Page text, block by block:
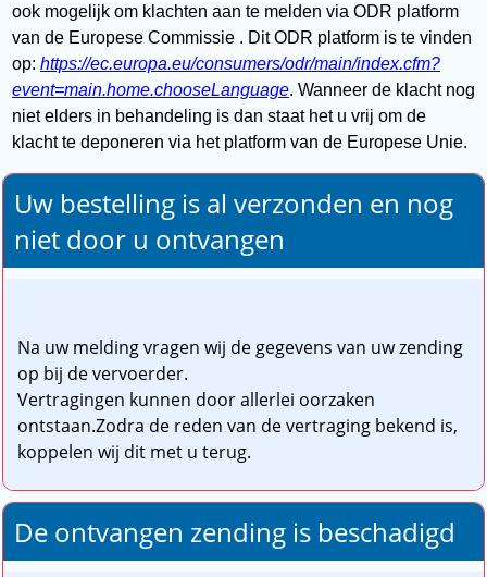
ook mogelijk om klachten aan te melden via ODR platform
van de Europese Commissie . Dit ODR platform is te vinden
op: https://ec.europa.eu/consumers/odr/main/index.cfm?
event=main.home.chooseLanguage. Wanneer de klacht nog
niet elders in behandeling is dan staat het u vrij om de
klacht te deponeren via het platform van de Europese Unie.
Uw bestelling is al verzonden en nog
niet door u ontvangen
Na uw melding vragen wij de gegevens van uw zending
op bij de vervoerder.
Vertragingen kunnen door allerlei oorzaken
ontstaan.Zodra de reden van de vertraging bekend is,
koppelen wij dit met u terug.
De ontvangen zending is beschadigd